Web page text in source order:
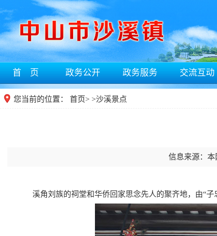
首 页 政务公开 政务服务 交流互动
您当前的位置： 首页> >沙溪景点
信息来源：本
溪角刘族的祠堂和华侨回家思念先人的聚齐地，由“